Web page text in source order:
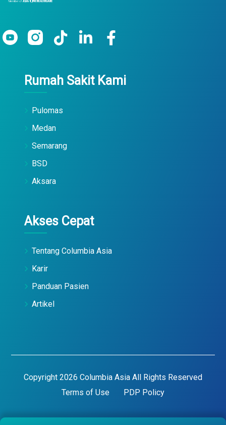
Rumah Sakit Kami
Pulomas
Medan
Semarang
BSD
Aksara
Akses Cepat
Tentang Columbia Asia
Karir
Panduan Pasien
Artikel
Copyright 2026 Columbia Asia All Rights Reserved
Terms of Use
PDP Policy